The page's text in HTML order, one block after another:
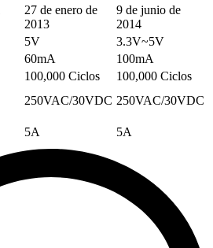
27 de enero de
2013
9 de junio de
2014
5V
3.3V~5V
60mA
100mA
100,000 Ciclos
100,000 Ciclos
250VAC/30VDC 250VAC/30VDC
5A 5A